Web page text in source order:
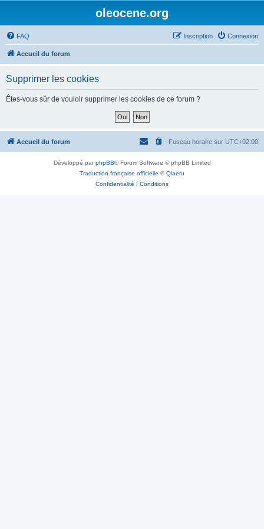
oleocene.org
FAQ Connexion
Inscription
Accueil du forum
Supprimer les cookies
Êtes-vous sûr de vouloir supprimer les cookies de ce forum ?
Accueil du forum Fuseau horaire sur UTC+02:00
Développé parphpBB® Forum Software © phpBB Limited
Traduction française officielle ©Qiaeru
Confidentialité | Conditions